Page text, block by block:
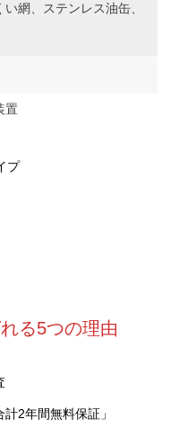
網、ステンレス油缶、
置
プ
る5つの理由
2年間無料保証」